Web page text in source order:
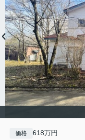
価格 618万円